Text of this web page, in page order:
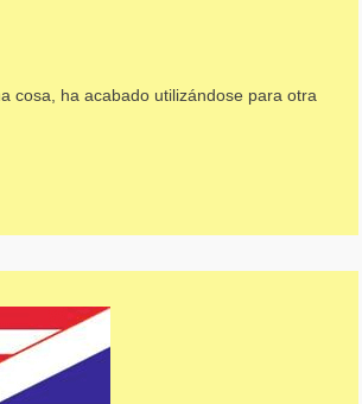
cosa, ha acabado utilizándose para otra